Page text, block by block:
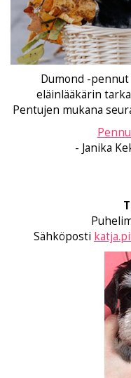
Dumond -
eläinlääkärin
Pentujen mukana
- Janika
Sähköposti